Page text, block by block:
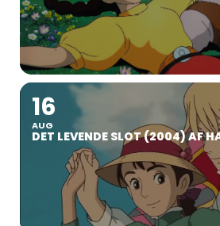
16
AUG
DET LEVENDE SLOT (2004) AF